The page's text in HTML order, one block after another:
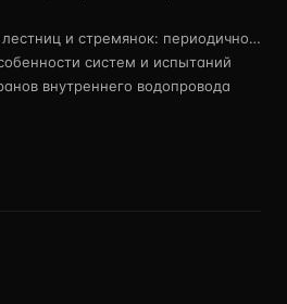
и стремянок: периодично…
систем и испытаний
внутреннего водопровода